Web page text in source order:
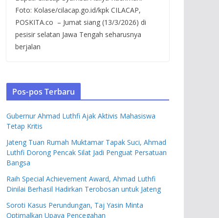
Foto: Kolase/cilacap.go.id/kpk CILACAP,
POSKITA.co – Jumat siang (13/3/2026) di
pesisir selatan Jawa Tengah seharusnya
berjalan
Pos-pos Terbaru
Gubernur Ahmad Luthfi Ajak Aktivis Mahasiswa
Tetap Kritis
Jateng Tuan Rumah Muktamar Tapak Suci, Ahmad
Luthfi Dorong Pencak Silat Jadi Penguat Persatuan
Bangsa
Raih Special Achievement Award, Ahmad Luthfi
Dinilai Berhasil Hadirkan Terobosan untuk Jateng
Soroti Kasus Perundungan, Taj Yasin Minta
Optimalkan Upaya Pencegahan